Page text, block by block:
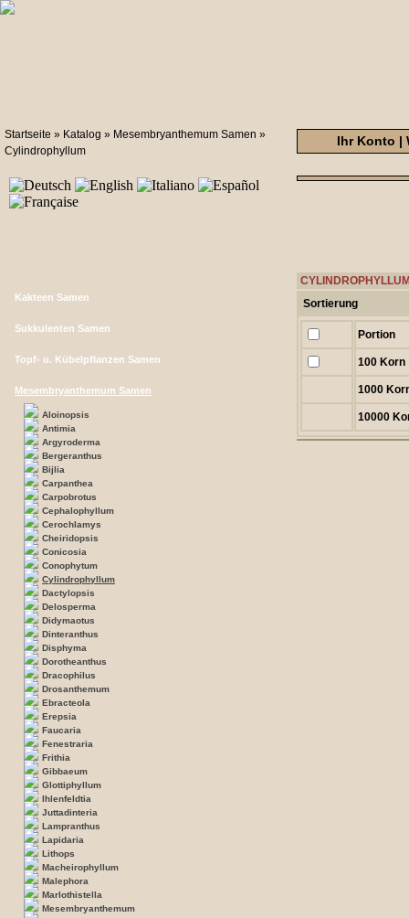
Startseite » Katalog » Mesembryanthemum Samen »
Cylindrophyllum
Ihr Konto |
Kakteen Samen
Sukkulenten Samen
Topf- u. Kübelpflanzen Samen
Mesembryanthemum Samen
Aloinopsis
Antimia
Argyroderma
Bergeranthus
Bijlia
Carpanthea
Carpobrotus
Cephalophyllum
Cerochlamys
Cheiridopsis
Conicosia
Conophytum
Cylindrophyllum
Dactylopsis
Delosperma
Didymaotus
Dinteranthus
Disphyma
Dorotheanthus
Dracophilus
Drosanthemum
Ebracteola
Erepsia
Faucaria
Fenestraria
Frithia
Gibbaeum
Glottiphyllum
Ihlenfeldtia
Juttadinteria
Lampranthus
Lapidaria
Lithops
Macheirophyllum
Malephora
Marlothistella
Mesembryanthemum
Sortierung
Portion
100 Korn
1000
10000